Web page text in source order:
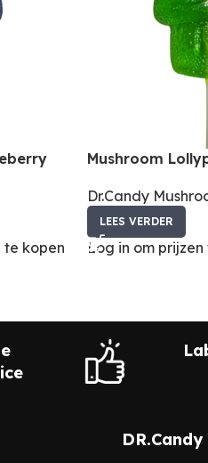
te kopen
Mushroom
Dr.Candy
LEES VERDER
Log in om